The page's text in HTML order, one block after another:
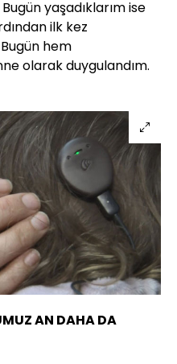
yaşadıklarım ise
ilk kez
hem
olarak duygulandım.
AN DAHA DA